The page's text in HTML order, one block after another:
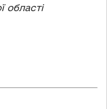
області